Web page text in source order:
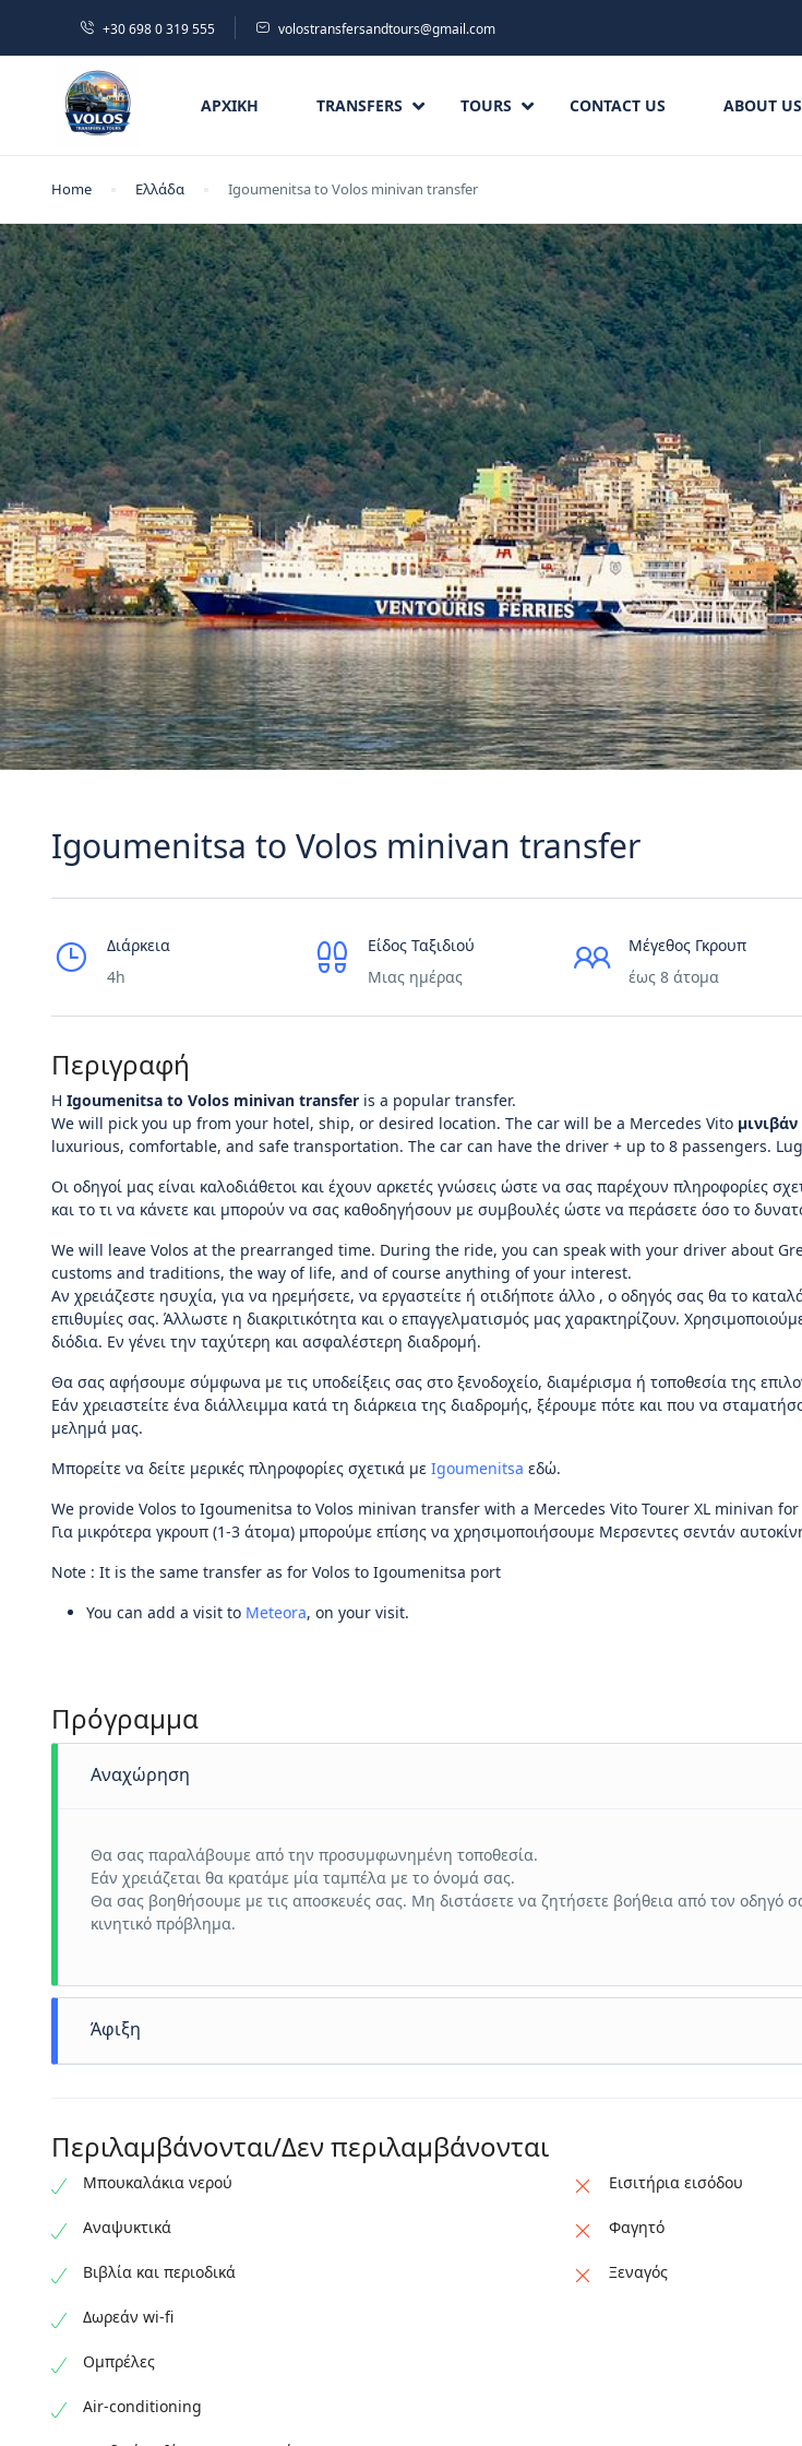
+30 698 0 319 555 volostransfersandtours@gmail.com
ΑΡΧΙΚΉ TRANSFERS TOURS CONTACT US ABOUT US
Home Ελλάδα Igoumenitsa to Volos minivan transfer
Igoumenitsa to Volos minivan transfer
Διάρκεια
4h
Είδος Ταξιδιού
Μιας ημέρας
Μέγεθος Γκρουπ
έως 8 άτομα
Περιγραφή
Η Igoumenitsa to Volos minivan transfer is a popular transfer.
We will pick you up from your hotel, ship, or desired location. The car will be a Mercedes Vito μινιβάν
luxurious, comfortable, and safe transportation. The car can have the driver + up to 8 passengers.
Οι οδηγοί μας είναι καλοδιάθετοι και έχουν αρκετές γνώσεις ώστε να σας παρέχουν πληροφορίες
και το τι να κάνετε και μπορούν να σας καθοδηγήσουν με συμβουλές ώστε να περάσετε όσο το
We will leave Volos at the prearranged time. During the ride, you can speak with your driver about
customs and traditions, the way of life, and of course anything of your interest.
Αν χρειάζεστε ησυχία, για να ηρεμήσετε, να εργαστείτε ή οτιδήποτε άλλο , ο οδηγός σας θα το
επιθυμίες σας. Άλλωστε η διακριτικότητα και ο επαγγελματισμός μας χαρακτηρίζουν.
διόδια. Εν γένει την ταχύτερη και ασφαλέστερη διαδρομή.
Θα σας αφήσουμε σύμφωνα με τις υποδείξεις σας στο ξενοδοχείο, διαμέρισμα ή τοποθεσία της
Εάν χρειαστείτε ένα διάλλειμμα κατά τη διάρκεια της διαδρομής, ξέρουμε πότε και που να
μελημά μας.
Μπορείτε να δείτε μερικές πληροφορίες σχετικά με Igoumenitsa εδώ.
We provide Volos to Igoumenitsa to Volos minivan transfer with a Mercedes Vito Tourer XL minivan
Για μικρότερα γκρουπ (1-3 άτομα) μπορούμε επίσης να χρησιμοποιήσουμε Μερσεντες σεντάν
Note : It is the same transfer as for Volos to Igoumenitsa port
You can add a visit to Meteora, on your visit.
Πρόγραμμα
Αναχώρηση
Θα σας παραλάβουμε από την προσυμφωνημένη τοποθεσία.
Εάν χρειάζεται θα κρατάμε μία ταμπέλα με το όνομά σας.
Θα σας βοηθήσουμε με τις αποσκευές σας. Μη διστάσετε να ζητήσετε βοήθεια από τον οδηγό
κινητικό πρόβλημα.
Άφιξη
Περιλαμβάνονται/Δεν περιλαμβάνονται
Μπουκαλάκια νερού
Αναψυκτικά
Βιβλία και περιοδικά
Δωρεάν wi-fi
Ομπρέλες
Air-conditioning
Εισιτήρια εισόδου
Φαγητό
Ξεναγός